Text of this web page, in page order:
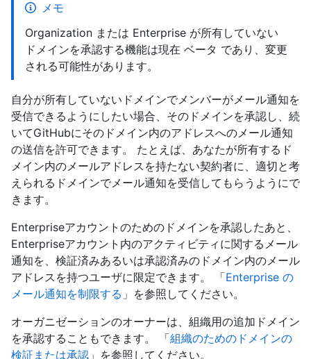
メモ
Organization または Enterprise が所有していない
ドメインを承認する機能は現在 ベータ であり、変更
される可能性があります。
自分が所有していないドメインでメンバーがメール通知を
受信できるようにしたい場合、そのドメインを承認し、続
いてGitHubにそのドメイン内のアドレスへのメール通知
の送信を許可できます。 たとえば、あなたが所有するド
メイン内のメールアドレスを持たない契約者に、適切と考
えられるドメインでメール通知を受信してもらうようにで
きます。
Enterpriseアカウントのためのドメインを承認したあと、
Enterpriseアカウント内のアクティビティに関するメール
通知を、検証済みあるいは承認済みのドメイン内のメール
アドレスを持つユーザに限定できます。 「Enterprise の
メール通知を制限する 」を参照してください。
オーガニゼーションのオーナーは、組織用の追加ドメイン
を承認することもできます。 「組織のためのドメインの
検証または承認 」を参照してください。